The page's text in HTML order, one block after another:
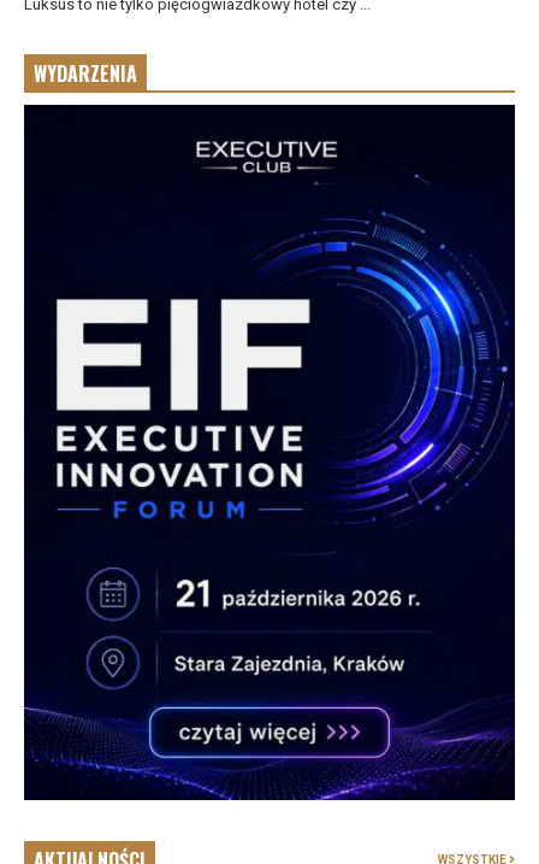
Luksus to nie tylko pięciogwiazdkowy hotel czy ...
WYDARZENIA
WSZYSTKIE